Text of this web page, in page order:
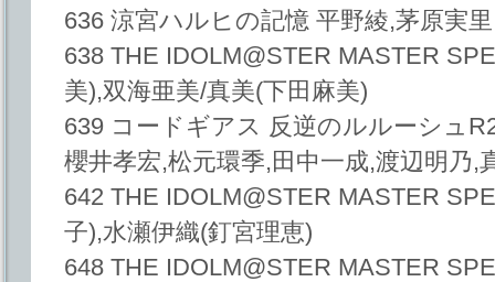
636 涼宮ハルヒの記憶 平野綾,茅原実
638 THE IDOLM@STER MASTER
美),双海亜美/真美(下田麻美)
639 コードギアス 反逆のルルーシュ
櫻井孝宏,松元環季,田中一成,渡辺明乃,
642 THE IDOLM@STER MASTER
子),水瀬伊織(釘宮理恵)
648 THE IDOLM@STER MASTER